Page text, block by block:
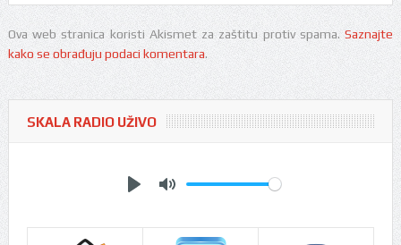
Ova web stranica koristi Akismet za zaštitu protiv spama.Saznajte
kako se obrađuju podaci komentara.
SKALA RADIO UŽIVO